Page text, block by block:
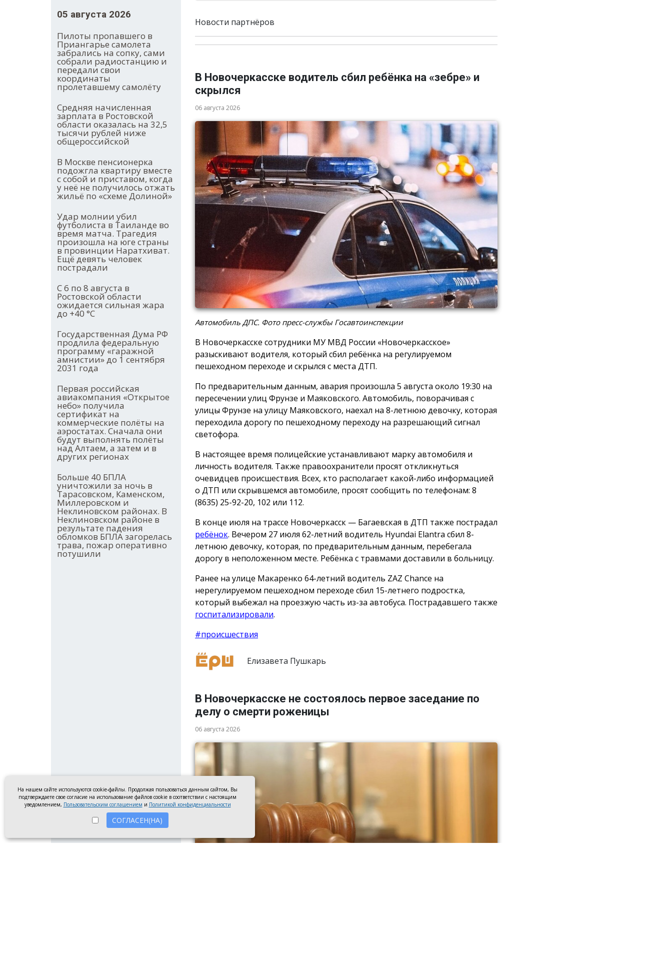
05 августа 2026
Пилоты пропавшего в
Приангарье самолета
забрались на сопку, сами
собрали радиостанцию и
передали свои
координаты
пролетавшему самолёту
Средняя начисленная
зарплата в Ростовской
области оказалась на 32,5
тысячи рублей ниже
общероссийской
В Москве пенсионерка
подожгла квартиру вместе
с собой и приставом, когда
у неё не получилось отжать
жильё по «схеме Долиной»
Удар молнии убил
футболиста в Таиланде во
время матча. Трагедия
произошла на юге страны
в провинции Наратхиват.
Ещё девять человек
пострадали
С 6 по 8 августа в
Ростовской области
ожидается сильная жара
до +40 °С
Государственная Дума РФ
продлила федеральную
программу «гаражной
амнистии» до 1 сентября
2031 года
Первая российская
авиакомпания «Открытое
небо» получила
сертификат на
коммерческие полёты на
аэростатах. Сначала они
будут выполнять полёты
над Алтаем, а затем и в
других регионах
Больше 40 БПЛА
уничтожили за ночь в
Тарасовском, Каменском,
Миллеровском и
Неклиновском районах. В
Неклиновском районе в
результате падения
обломков БПЛА загорелась
трава, пожар оперативно
потушили
Новости партнёров
В Новочеркасске водитель сбил ребёнка на «зебре» и
скрылся
06 августа 2026
Автомобиль ДПС. Фото пресс-службы Госавтоинспекции
В Новочеркасске сотрудники МУ МВД России «Новочеркасское»
разыскивают водителя, который сбил ребёнка на регулируемом
пешеходном переходе и скрылся с места ДТП.
По предварительным данным, авария произошла 5 августа около 19:30 на
пересечении улиц Фрунзе и Маяковского. Автомобиль, поворачивая с
улицы Фрунзе на улицу Маяковского, наехал на 8-летнюю девочку, которая
переходила дорогу по пешеходному переходу на разрешающий сигнал
светофора.
В настоящее время полицейские устанавливают марку автомобиля и
личность водителя. Также правоохранители просят откликнуться
очевидцев происшествия. Всех, кто располагает какой-либо информацией
о ДТП или скрывшемся автомобиле, просят сообщить по телефонам: 8
(8635) 25-92-20, 102 или 112.
В конце июля на трассе Новочеркасск — Багаевская в ДТП также пострадал
ребёнок. Вечером 27 июля 62-летний водитель Hyundai Elantra сбил 8-
летнюю девочку, которая, по предварительным данным, перебегала
дорогу в неположенном месте. Ребёнка с травмами доставили в больницу.
Ранее на улице Макаренко 64-летний водитель ZAZ Chance на
нерегулируемом пешеходном переходе сбил 15-летнего подростка,
который выбежал на проезжую часть из-за автобуса. Пострадавшего также
госпитализировали.
#происшествия
Елизавета Пушкарь
В Новочеркасске не состоялось первое заседание по
делу о смерти роженицы
06 августа 2026
На нашем сайте используются cookie-файлы. Продолжая пользоваться данным сайтом, Вы
подтверждаете свое согласие на использование файлов cookie в соответствии с настоящим
уведомлением, Пользовательским соглашением и Политикой конфиденциальности
СОГЛАСЕН(НА)